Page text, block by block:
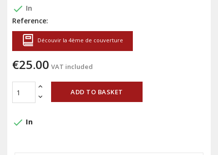
done In
Reference:
Découvir la 4ème de couverture
€25.00 VAT included
ADD TO BASKET
done In